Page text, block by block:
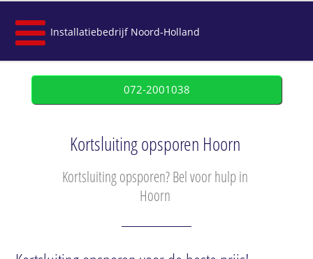
Installatiebedrijf Noord-Holland
072-2001038
Kortsluiting opsporen Hoorn
Kortsluiting opsporen? Bel voor hulp in
Hoorn